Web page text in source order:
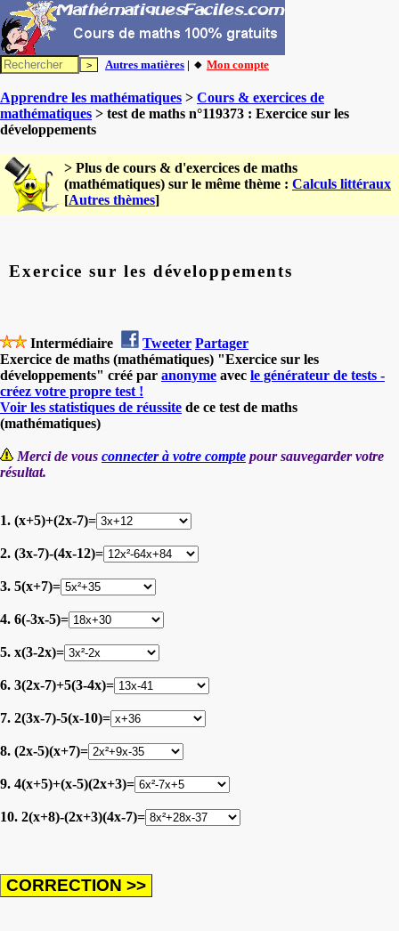
Autres matières | 🔸 Mon compte
Apprendre les mathématiques > Cours & exercices de
mathématiques > test de maths n°119373 : Exercice sur les
développements
> Plus de cours & d'exercices de maths
(mathématiques) sur le même thème : Calculs littéraux
[Autres thèmes]
Exercice sur les développements
Intermédiaire Tweeter Partager
Exercice de maths (mathématiques) "Exercice sur les
développements" créé par anonyme avec le générateur de tests -
créez votre propre test !
Voir les statistiques de réussite de ce test de maths
(mathématiques)
Merci de vous connecter à votre compte pour sauvegarder votre
résultat.
1. (x+5)+(2x-7)=
2. (3x-7)-(4x-12)=
3. 5(x+7)=
4. 6(-3x-5)=
5. x(3-2x)=
6. 3(2x-7)+5(3-4x)=
7. 2(3x-7)-5(x-10)=
8. (2x-5)(x+7)=
9. 4(x+5)+(x-5)(2x+3)=
10. 2(x+8)-(2x+3)(4x-7)=